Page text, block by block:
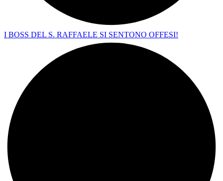
I BOSS DEL S. RAFFAELE SI SENTONO OFFESI!